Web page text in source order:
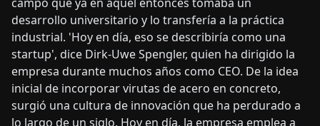
desarrollo universitario y lo transfería a la práctica
industrial. 'Hoy en día, eso se describiría como una
startup', dice Dirk-Uwe Spengler, quien ha dirigido la
empresa durante muchos años como CEO. De la idea
inicial de incorporar virutas de acero en concreto,
surgió una cultura de innovación que ha perdurado a
lo largo de un siglo. Hoy en día, la empresa emplea a